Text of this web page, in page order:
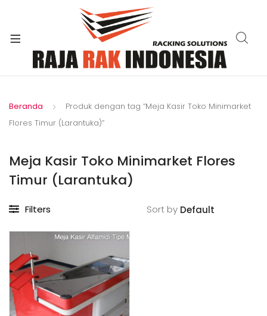
Beranda
Produk dengan tag “Meja Kasir Toko Minimarket
Flores Timur (Larantuka)”
Meja Kasir Toko Minimarket Flores
Timur (Larantuka)
Filters Sort by